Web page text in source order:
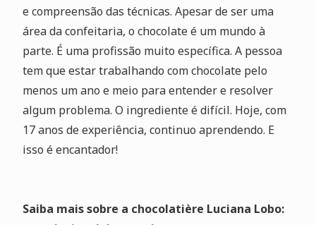
e compreensão das técnicas. Apesar de ser uma
área da confeitaria, o chocolate é um mundo à
parte. É uma profissão muito específica. A pessoa
tem que estar trabalhando com chocolate pelo
menos um ano e meio para entender e resolver
algum problema. O ingrediente é difícil. Hoje, com
17 anos de experiência, continuo aprendendo. E
isso é encantador!
Saiba mais sobre a chocolatière Luciana Lobo: